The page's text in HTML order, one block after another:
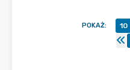
POKAŻ: 10